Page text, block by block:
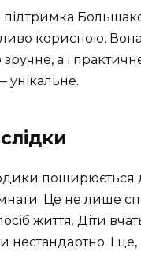
підтримка
корисною.
а і
унікальне.
поширюється
Це не лише
життя. Діти
нестандартно. І це,